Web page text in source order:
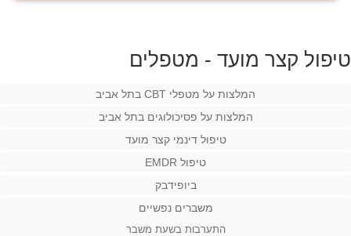
טיפול קצר מועד - מטפלים
המלצות על מטפלי CBT בתל אביב
המלצות על פסיכולוגים בתל אביב
טיפול דינמי קצר מועד
טיפול EMDR
ביופידבק
משברים נפשיים
התערבות בשעת משבר